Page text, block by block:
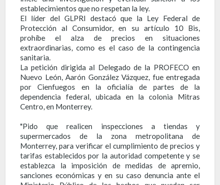
establecimientos que no respetan la ley.
El líder del GLPRI destacó que la Ley Federal de
Protección al Consumidor, en su artículo 10 Bis,
prohíbe el alza de precios en situaciones
extraordinarias, como es el caso de la contingencia
sanitaria.
La petición dirigida al Delegado de la PROFECO en
Nuevo León, Aarón González Vázquez, fue entregada
por Cienfuegos en la oficialía de partes de la
dependencia federal, ubicada en la colonia Mitras
Centro, en Monterrey.
"Pido que realicen inspecciones a tiendas y
supermercados de la zona metropolitana de
Monterrey, para verificar el cumplimiento de precios y
tarifas establecidos por la autoridad competente y se
establezca la imposición de medidas de apremio,
sanciones económicas y en su caso denuncia ante el